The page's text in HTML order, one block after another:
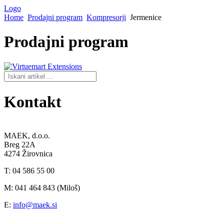
Logo
Home Prodajni program Kompresorji Jermenice
Prodajni program
Kontakt
MAEK, d.o.o.
Breg 22A
4274 Žirovnica
T: 04 586 55 00
M: 041 464 843 (Miloš)
E: info@maek.si